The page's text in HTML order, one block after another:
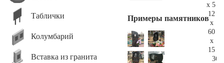
Таблички
Колумбарий
Вставка из гранита
Примеры памятников
x 5
12
x
60
x
15